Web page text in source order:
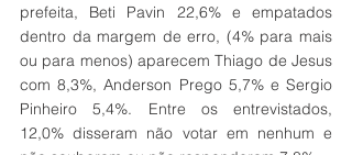
prefeita, Beti Pavin 22,6% e empatados
dentro da margem de erro, (4% para mais
ou para menos) aparecem Thiago de Jesus
com 8,3%, Anderson Prego 5,7% e Sergio
Pinheiro 5,4%. Entre os entrevistados,
12,0% disseram não votar em nenhum e